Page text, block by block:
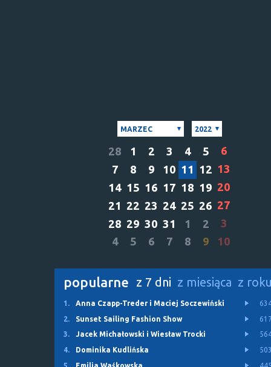
MARZEC 2022
28 1 2 3 4 5
6
7
8 9 10 11 12 13
14 15 16 17 18 19 20
21 22 23 24 25 26 27
28 29 30 31 1 2
3
4
5 6 7 8 9 10
popularne z 7 dni z miesiąca z
1. Anna Czapp-Treder i Maciej Soczewiński
2.
Sunset Sailing Fashion Show
3.
Jacek Michałowski i Wiesław Trocki
4.
Dominika Kudlińska